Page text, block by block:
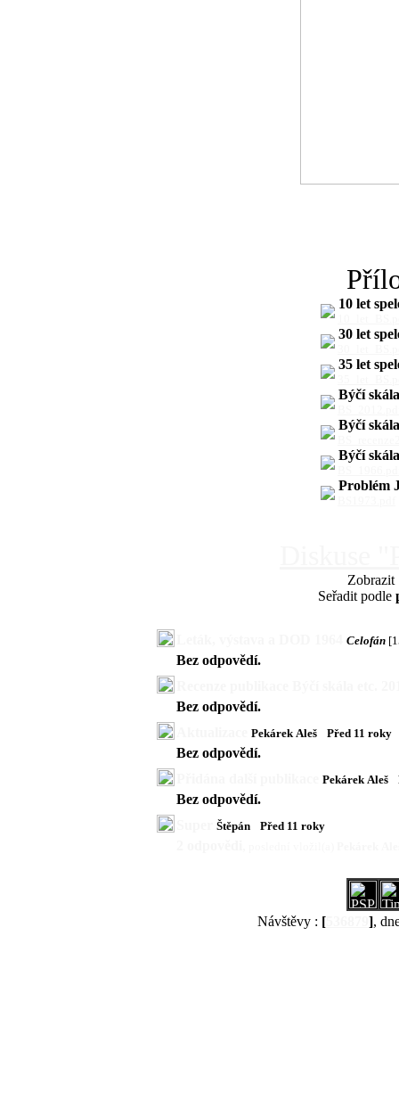
10 let
30 let
35 let
Býčí
Býčí
Býčí
Problém
Seřadit podle
Celofán
Bez odpovědí.
Bez odpovědí.
Pekárek Aleš Před 11 roky
Bez odpovědí.
Pekárek Aleš
Bez odpovědí.
Štěpán Před 11 roky
Návštěvy : [536879 ],